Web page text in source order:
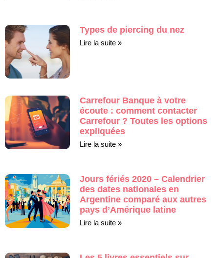
Types de piercing du nez
Lire la suite »
Carrefour Banque à votre
écoute : comment contacter
Carrefour ? Toutes les options
expliquées
Lire la suite »
Jours fériés 2020 – Calendrier
des dates nationales en
Argentine comparé aux autres
pays d’Amérique latine
Lire la suite »